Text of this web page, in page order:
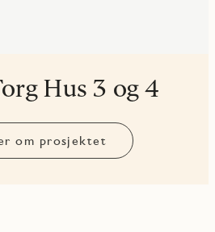
Hus 3 og 4
om prosjektet